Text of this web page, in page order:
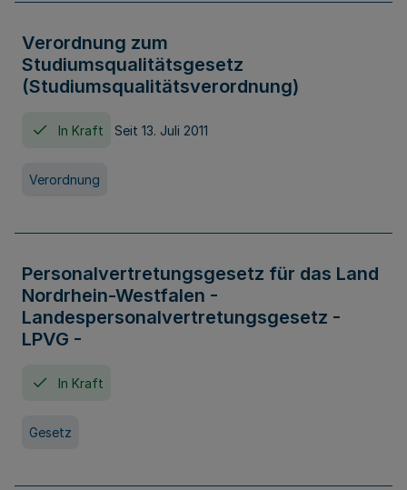
Verordnung zum
Studiumsqualitätsgesetz
(Studiumsqualitätsverordnung)
In Kraft Seit 13. Juli 2011
Verordnung
Personalvertretungsgesetz für das Land
Nordrhein-Westfalen -
Landespersonalvertretungsgesetz -
LPVG -
In Kraft
Gesetz